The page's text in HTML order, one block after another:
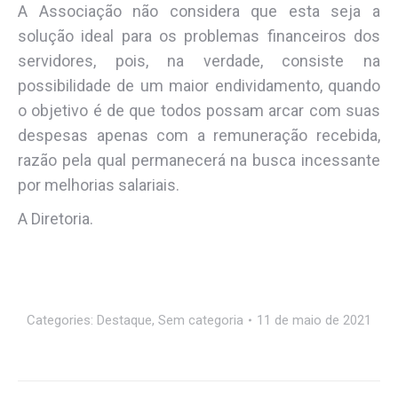
A Associação não considera que esta seja a
solução ideal para os problemas financeiros dos
servidores, pois, na verdade, consiste na
possibilidade de um maior endividamento, quando
o objetivo é de que todos possam arcar com suas
despesas apenas com a remuneração recebida,
razão pela qual permanecerá na busca incessante
por melhorias salariais.
A Diretoria.
Categories: Destaque, Sem categoria 11 de maio de 2021